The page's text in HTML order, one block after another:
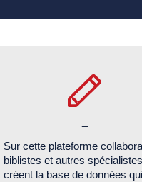
Sur cette plateforme
biblistes et autres spécialistes
créent la base de données qui